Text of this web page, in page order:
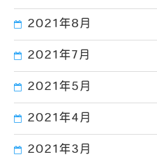
2021年8月
2021年7月
2021年5月
2021年4月
2021年3月